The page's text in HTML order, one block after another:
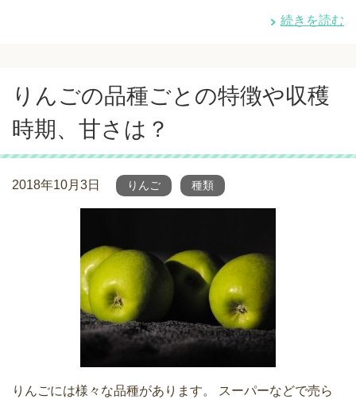
続きを読む
りんごの品種ごとの特徴や収穫
時期、甘さは？
2018年10月3日 りんご 種類
りんごには様々な品種があります。 スーパーなどで売ら